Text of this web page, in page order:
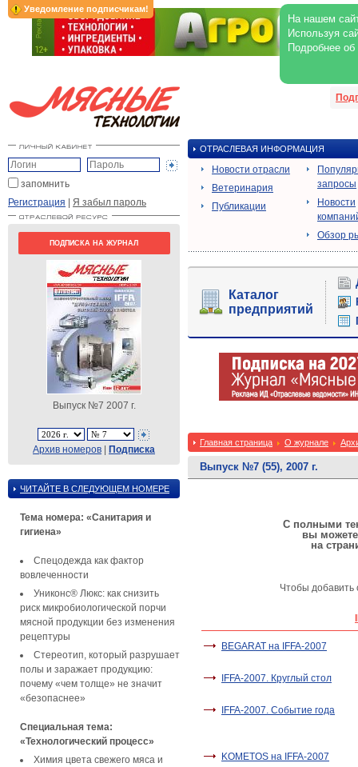
Уведомление подписчикам!
На нашем
Используя
Подробнее
запомнить
Регистрация | Я забыл пароль
ПОДПИСКА НА ЖУРНАЛ
Выпуск №7 2007 г.
Архив номеров | Подписка
ЧИТАЙТЕ В СЛЕДУЮЩЕМ НОМЕРЕ
Тема номера: «Санитария и
гигиена»
Спецодежда как фактор
вовлеченности
Униконс® Люкс: как снизить
риск микробиологической порчи
мясной продукции без изменения
рецептуры
Стереотип, который разрушает
полы и заражает продукцию:
почему «чем толще» не значит
«безопаснее»
Специальная тема:
«Технологический процесс»
Химия цвета свежего мяса и
ОТРАСЛЕВАЯ ИНФОРМАЦИЯ
Новости отрасли
Ветеринария
Публикации
запросы
Новости
Обзор
Каталог
предприятий
Главная страница О журнале
Выпуск №7 (55), 2007 г.
С полными
вы
на
Чтобы
BEGARAT на IFFA-2007
IFFA-2007. Круглый стол
IFFA-2007. Событие года
KOMETOS на IFFA-2007